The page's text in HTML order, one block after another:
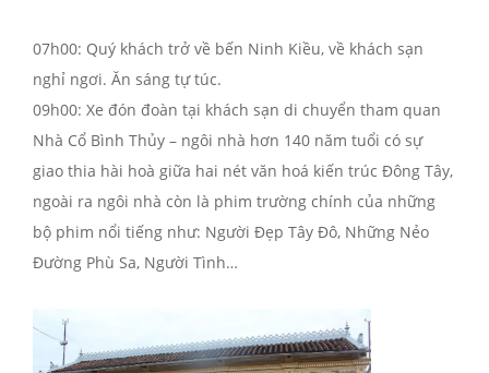
07h00: Quý khách trở về bến Ninh Kiều, về khách sạn
nghỉ ngơi. Ăn sáng tự túc.
09h00: Xe đón đoàn tại khách sạn di chuyển tham quan
Nhà Cổ Bình Thủy – ngôi nhà hơn 140 năm tuổi có sự
giao thia hài hoà giữa hai nét văn hoá kiến trúc Đông Tây,
ngoài ra ngôi nhà còn là phim trường chính của những
bộ phim nổi tiếng như: Người Đẹp Tây Đô, Những Nẻo
Đường Phù Sa, Người Tình…